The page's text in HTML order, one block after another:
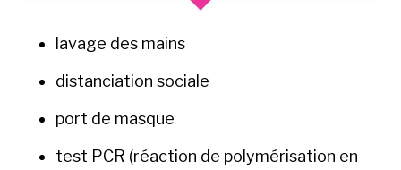
lavage des mains
distanciation sociale
port de masque
test PCR (réaction de polymérisation en